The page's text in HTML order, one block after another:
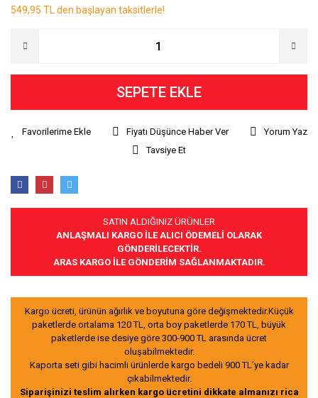
549,95 TL den başlayan taksitlerle!
SEPETE EKLE
Fiyatı Düşünce Haber Ver
Yorum Yaz
Tavsiye Et
SATIN ALDIĞINIZ ÜRÜNLER
ANLAŞMALI KARGO İLE ALICI ÖDEMELİ OLARAK
GÖNDERİLECEKTİR.
ARAS KARGO İLE GÖNDERİM SAĞLANMAKTADIR.
Kargo ücreti, ürünün ağırlık ve boyutuna göre değişmektedir.Küçük
paketlerde ortalama 120 TL, orta boy paketlerde 170 TL, büyük
paketlerde ise desiye göre 300-900 TL arasında ücret
oluşabilmektedir.
Kaporta seti gibi hacimli ürünlerde kargo bedeli 900 TL’ye kadar
çıkabilmektedir.
Siparişinizi teslim alırken kargo ücretini dikkate almanızı rica